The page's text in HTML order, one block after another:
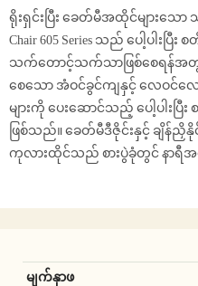
ရိုးရှင်းပြီး ခေတ်မီအထိုင်များသ
Chair 605 Series သည် ပေါ့ပါးပြီ
သက်တောင့်သက်သာဖြစ်စေရန်
စေသော အံဝင်ခွင်ကျနှင့် လေဝင်
များကို ပေးဆောင်သည့် ပေါ့ပါးပ
ဖြစ်သည်။ ခေတ်မီဒီဇိုင်းနှင့် ချိန်ညှိနို
ကုလားထိုင်သည် စားပွဲခုံတွင် နာရီအ
မျက်နှာဖ